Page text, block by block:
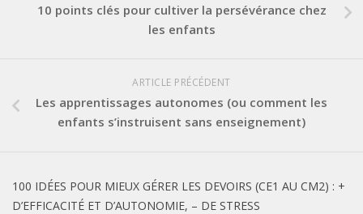
10 points clés pour cultiver la persévérance chez
les enfants
ARTICLE PRÉCÉDENT
Les apprentissages autonomes (ou comment les
enfants s’instruisent sans enseignement)
100 IDÉES POUR MIEUX GÉRER LES DEVOIRS (CE1 AU CM2) : +
D’EFFICACITÉ ET D’AUTONOMIE, – DE STRESS